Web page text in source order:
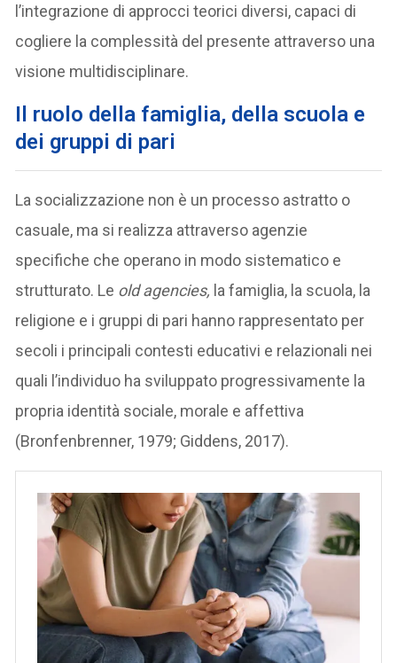
l’integrazione di approcci teorici diversi, capaci di
cogliere la complessità del presente attraverso una
visione multidisciplinare.
Il ruolo della famiglia, della scuola e
dei gruppi di pari
La socializzazione non è un processo astratto o
casuale, ma si realizza attraverso agenzie
specifiche che operano in modo sistematico e
strutturato. Le old agencies, la famiglia, la scuola, la
religione e i gruppi di pari hanno rappresentato per
secoli i principali contesti educativi e relazionali nei
quali l’individuo ha sviluppato progressivamente la
propria identità sociale, morale e affettiva
(Bronfenbrenner, 1979; Giddens, 2017).